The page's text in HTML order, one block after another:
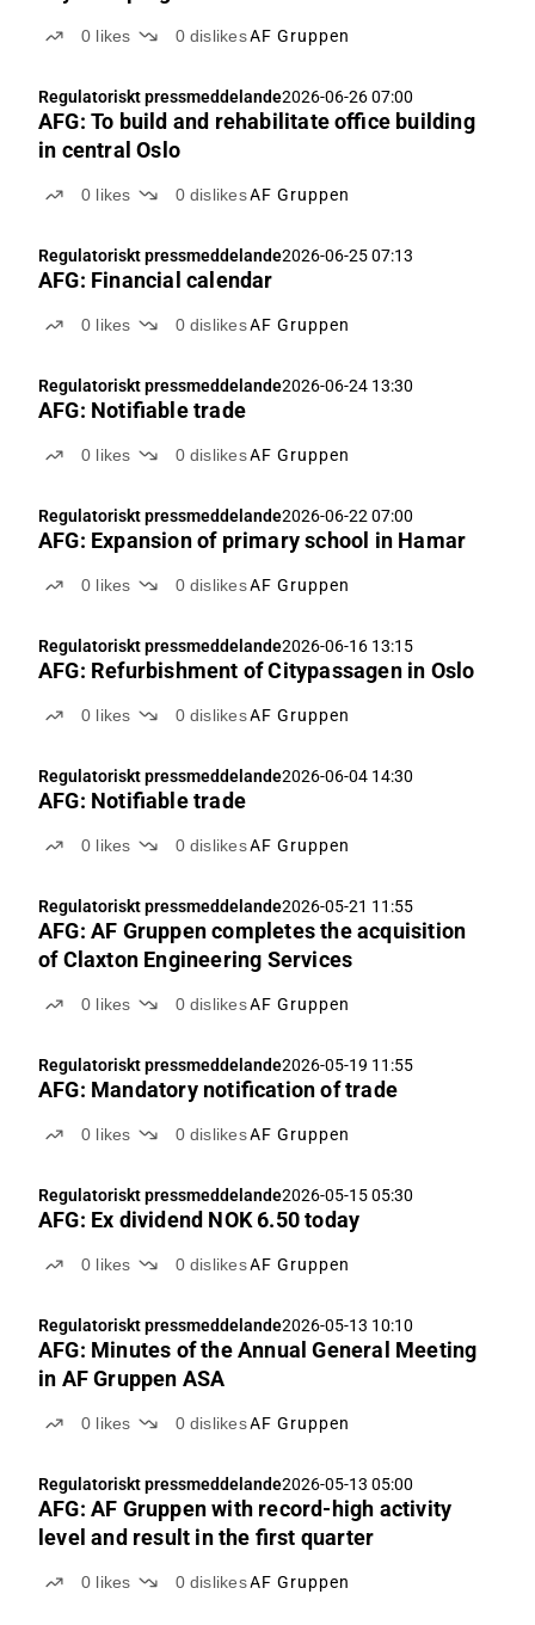
0 likes 0 dislikesAF Gruppen
Regulatoriskt pressmeddelande2026-06-26 07:00
AFG: To build and rehabilitate office building
in central Oslo
0 likes 0 dislikesAF Gruppen
Regulatoriskt pressmeddelande2026-06-25 07:13
AFG: Financial calendar
0 likes 0 dislikesAF Gruppen
Regulatoriskt pressmeddelande2026-06-24 13:30
AFG: Notifiable trade
0 likes 0 dislikesAF Gruppen
Regulatoriskt pressmeddelande2026-06-22 07:00
AFG: Expansion of primary school in Hamar
0 likes 0 dislikesAF Gruppen
Regulatoriskt pressmeddelande2026-06-16 13:15
AFG: Refurbishment of Citypassagen in Oslo
0 likes 0 dislikesAF Gruppen
Regulatoriskt pressmeddelande2026-06-04 14:30
AFG: Notifiable trade
0 likes 0 dislikesAF Gruppen
Regulatoriskt pressmeddelande2026-05-21 11:55
AFG: AF Gruppen completes the acquisition
of Claxton Engineering Services
0 likes 0 dislikesAF Gruppen
Regulatoriskt pressmeddelande2026-05-19 11:55
AFG: Mandatory notification of trade
0 likes 0 dislikesAF Gruppen
Regulatoriskt pressmeddelande2026-05-15 05:30
AFG: Ex dividend NOK 6.50 today
0 likes 0 dislikesAF Gruppen
Regulatoriskt pressmeddelande2026-05-13 10:10
AFG: Minutes of the Annual General Meeting
in AF Gruppen ASA
0 likes 0 dislikesAF Gruppen
Regulatoriskt pressmeddelande2026-05-13 05:00
AFG: AF Gruppen with record-high activity
level and result in the first quarter
0 likes 0 dislikesAF Gruppen